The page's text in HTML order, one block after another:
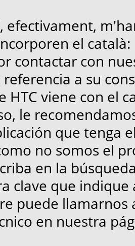
efectivament,
el català:
contactar con
referencia a su
HTC viene con el
le
que tenga
no somos el
en la
clave que indique
puede llamarnos
en nuestra